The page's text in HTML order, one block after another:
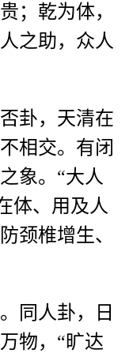
；乾为体，
之助，众人
卦，天清在
相交。有闭
象。“大人
体、用及人
颈椎增生、
同人卦，日
物，“旷达